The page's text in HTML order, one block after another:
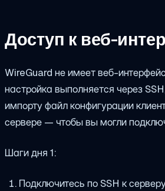
Доступ к веб-
WireGuard не имеет веб-
настройка выполняется через
импорту файл конфигурации
сервере — чтобы вы могли
Шаги дня 1:
Подключитесь по SSH к